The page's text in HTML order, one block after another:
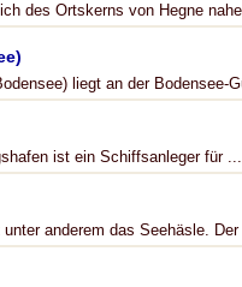
des Ortskerns von Hegne
liegt an der Bodensee-
ist ein Schiffsanleger für ...
anderem das Seehäsle.